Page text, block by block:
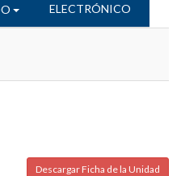
ELECTRÓNICO
Descargar Ficha de la Unidad